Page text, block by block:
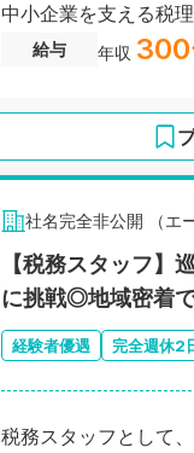
中小企業を支える税
給与 年収
社名完全非公開 （エ
【税務スタッフ】
に挑戦◎地域密着
経験者優遇 完全週休2
税務スタッフとして